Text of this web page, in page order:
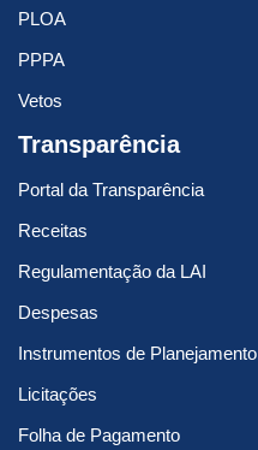
PLOA
PPPA
Vetos
Transparência
Portal da Transparência
Receitas
Regulamentação da LAI
Despesas
Instrumentos de Planejamento
Licitações
Folha de Pagamento